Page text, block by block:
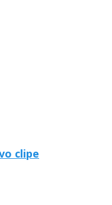
clipe